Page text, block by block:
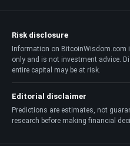
Risk disclosure
Information on
only and is not investment advice.
entire capital may be at risk.
Editorial disclaimer
Predictions are estimates, not
research before making financial